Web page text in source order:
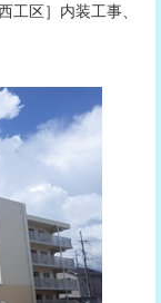
区］内装工事、